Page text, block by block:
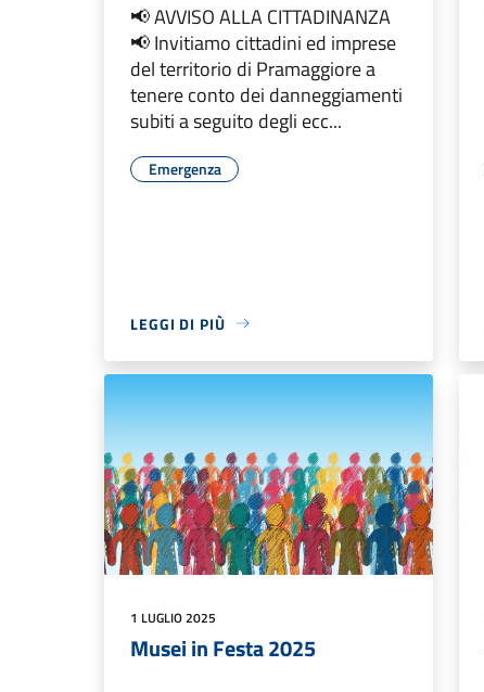
📢 AVVISO ALLA CITTADINANZA
📢 Invitiamo cittadini ed imprese
del territorio di Pramaggiore a
tenere conto dei danneggiamenti
subiti a seguito degli ecc...
Emergenza
LEGGI DI PIÙ
1 LUGLIO 2025
Musei in Festa 2025